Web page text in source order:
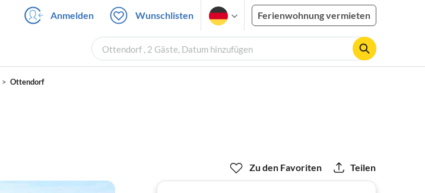
Anmelden Wunschlisten Ferienwohnung vermieten
Ottendorf , 2 Gäste, Datum hinzufügen
Ottendorf
Zu den Favoriten Teilen